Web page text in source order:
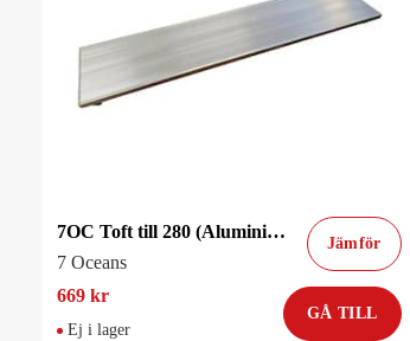
7OC Toft till 280 (Aluminium)
7 Oceans
Jämför
669 kr
Ej i lager
GÅ TILL